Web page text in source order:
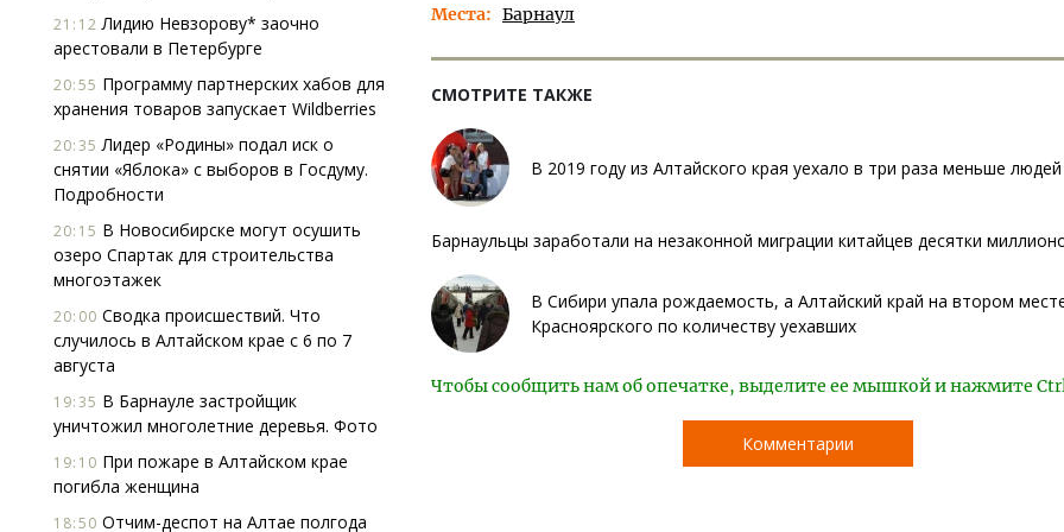
21:12 Лидию Невзорову* заочно
арестовали в Петербурге
20:55 Программу партнерских хабов для
хранения товаров запускает Wildberries
20:35 Лидер «Родины» подал иск о
снятии «Яблока» с выборов в Госдуму.
Подробности
20:15 В Новосибирске могут осушить
озеро Спартак для строительства
многоэтажек
20:00 Сводка происшествий. Что
случилось в Алтайском крае с 6 по 7
августа
19:35 В Барнауле застройщик
уничтожил многолетние деревья. Фото
19:10 При пожаре в Алтайском крае
погибла женщина
18:50 Отчим-деспот на Алтае полгода
Места Барнаул
СМОТРИТЕ ТАКЖЕ
В 2019 году из Алтайского края уехало в три раза меньше людей
Барнаульцы заработали на незаконной миграции китайцев десятки
В Сибири упала рождаемость, а Алтайский край на втором
Красноярского по количеству уехавших
Чтобы сообщить нам об опечатке, выделите ее мышкой и нажмите
Комментарии